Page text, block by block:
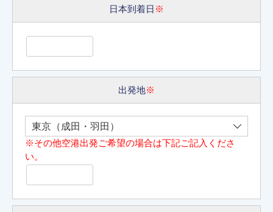
日本到着日 ※
出発地※
※その他空港出発ご希望の場合は下記ご記入くださ
い。